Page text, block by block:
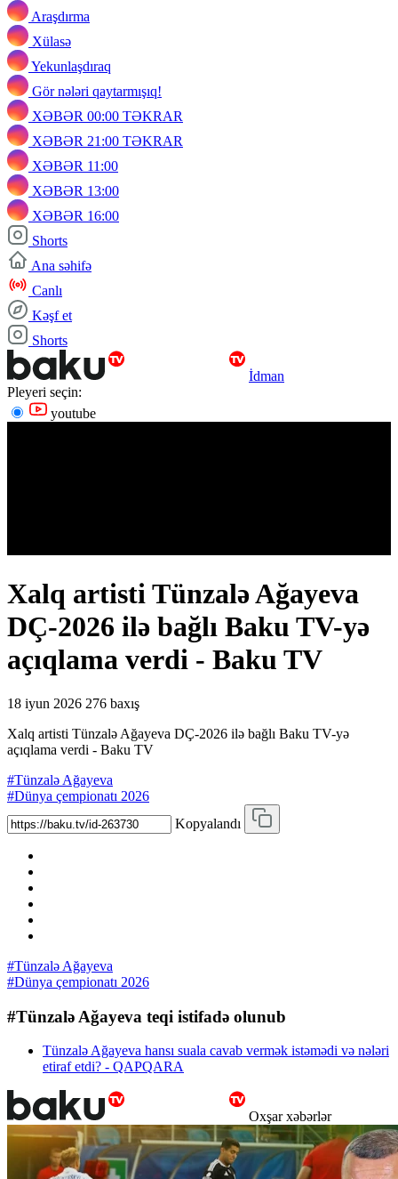
Araşdırma
Xülasə
Yekunlaşdıraq
Gör nələri qaytarmışıq!
XƏBƏR 00:00 TƏKRAR
XƏBƏR 21:00 TƏKRAR
XƏBƏR 11:00
XƏBƏR 13:00
XƏBƏR 16:00
Shorts
Ana səhifə
Canlı
Kəşf et
Shorts
İdman
Pleyeri seçin:
youtube
Xalq artisti Tünzalə Ağayeva
DÇ-2026 ilə bağlı Baku TV-yə
açıqlama verdi - Baku TV
18 iyun 2026 276 baxış
Xalq artisti Tünzalə Ağayeva DÇ-2026 ilə bağlı Baku TV-yə
açıqlama verdi - Baku TV
#Tünzalə Ağayeva
#Dünya çempionatı 2026
Kopyalandı
#Tünzalə Ağayeva
#Dünya çempionatı 2026
#Tünzalə Ağayeva teqi istifadə olunub
Tünzalə Ağayeva hansı suala cavab vermək istəmədi və nələri
etiraf etdi? - QAPQARA
Oxşar xəbərlər